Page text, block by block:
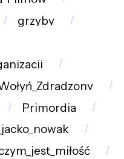
grzyby
Primordia